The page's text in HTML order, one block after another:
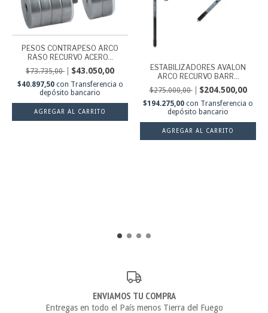
PESOS CONTRAPESO ARCO
RASO RECURVO ACERO...
$73.735,00 $43.050,00
$40.897,50 con Transferencia o
depósito bancario
AGREGAR AL CARRITO
ESTABILIZADORES AVALON
ARCO RECURVO BARR...
$275.000,00 $204.500,00
$194.275,00 con Transferencia o
depósito bancario
ENVIAMOS TU COMPRA
Entregas en todo el País menos Tierra del Fuego